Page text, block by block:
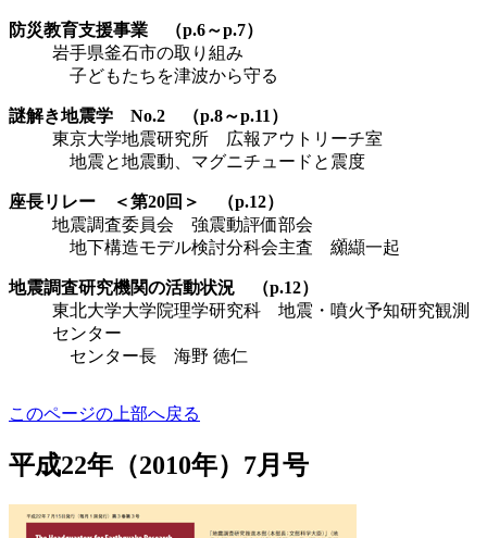
防災教育支援事業 （p.6～p.7）
岩手県釜石市の取り組み
子どもたちを津波から守る
謎解き地震学 No.2 （p.8～p.11）
東京大学地震研究所 広報アウトリーチ室
地震と地震動、マグニチュードと震度
座長リレー ＜第20回＞ （p.12）
地震調査委員会 強震動評価部会
地下構造モデル検討分科会主査 纐纈一起
地震調査研究機関の活動状況 （p.12）
東北大学大学院理学研究科 地震・噴火予知研究観測
センター
センター長 海野 徳仁
このページの上部へ戻る
平成22年（2010年）7月号